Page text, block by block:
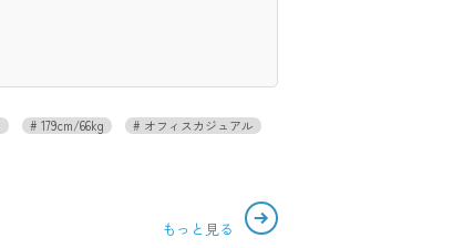
179cm/66kg
オフィスカジュアル
もっと見る